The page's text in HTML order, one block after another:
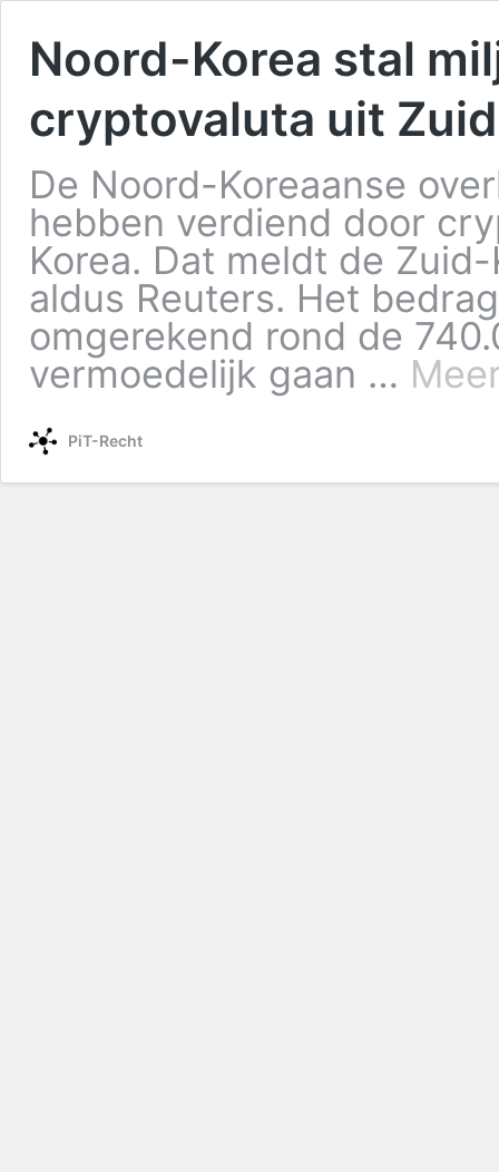
Noord-Korea stal
cryptovaluta uit
De Noord-Koreaanse
hebben verdiend door
Korea. Dat meldt de
aldus Reuters. Het
omgerekend rond de
vermoedelijk gaan …
PiT-Recht